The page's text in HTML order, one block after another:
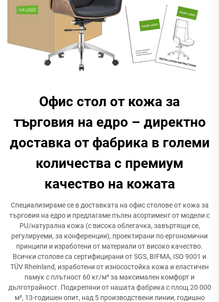
Офис стол от кожа за
търговия на едро – директно
доставка от фабрика в големи
количества с премиум
качество на кожата
Специализираме се в доставката на офис столове от кожа за
търговия на едро и предлагаме пълен асортимент от модели с
PU/натурална кожа (с висока облегачка, завъртящи се,
регулируеми, за конференции), проектирани по ергономични
принципи и изработени от материали от високо качество.
Всички столове са сертифицирани от SGS, BIFMA, ISO 9001 и
TÜV Rheinland, изработени от износостойка кожа и еластичен
памук с плътност 60 кг/м³ за максимален комфорт и
дълготрайност. Подкрепяни от нашата фабрика с площ 20 000
м², 13-годишен опит, над 5 производствени линии, годишно